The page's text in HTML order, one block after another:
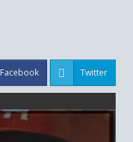
Facebook Twitter